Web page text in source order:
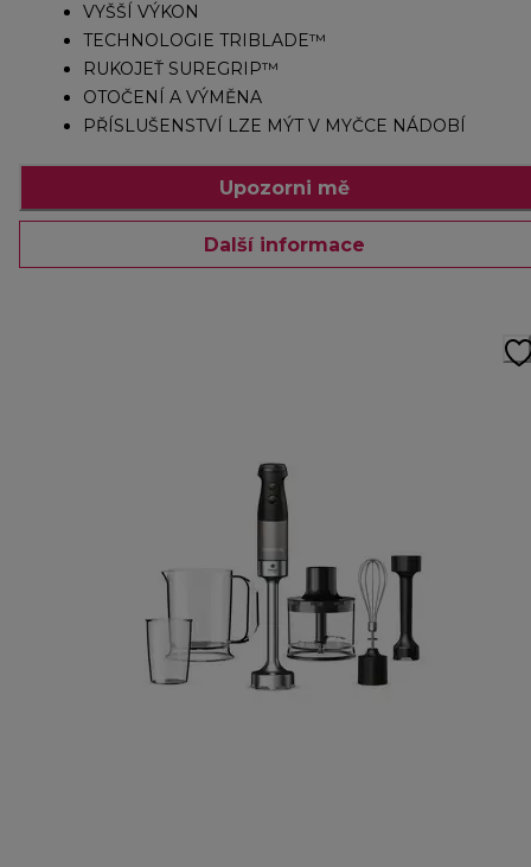
VYŠŠÍ VÝKON
TECHNOLOGIE TRIBLADE™
RUKOJEŤ SUREGRIP™
OTOČENÍ A VÝMĚNA
PŘÍSLUŠENSTVÍ LZE MÝT V MYČCE NÁDOBÍ
Upozorni mě
Další informace